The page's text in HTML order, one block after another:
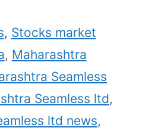
, Stocks market
, Maharashtra
Seamless
Seamless ltd,
ltd news,